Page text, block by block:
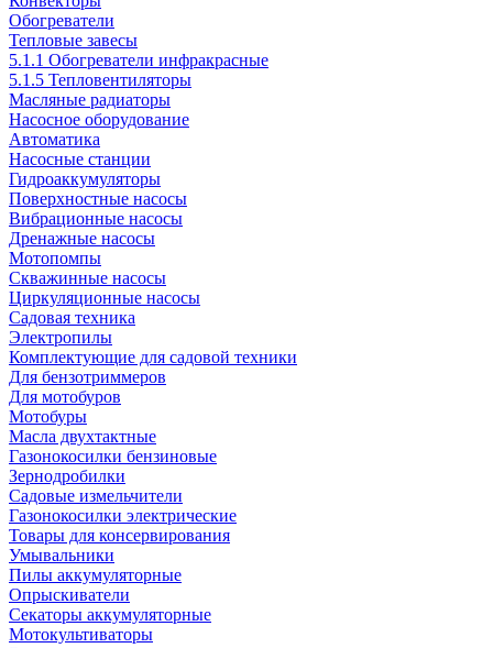
Обогреватели
Тепловые завесы
5.1.1 Обогреватели инфракрасные
5.1.5 Тепловентиляторы
Масляные радиаторы
Насосное оборудование
Автоматика
Насосные станции
Гидроаккумуляторы
Поверхностные насосы
Вибрационные насосы
Дренажные насосы
Мотопомпы
Скважинные насосы
Циркуляционные насосы
Садовая техника
Электропилы
Комплектующие для садовой техники
Для бензотриммеров
Для мотобуров
Мотобуры
Масла двухтактные
Газонокосилки бензиновые
Зернодробилки
Садовые измельчители
Газонокосилки электрические
Товары для консервирования
Умывальники
Пилы аккумуляторные
Опрыскиватели
Секаторы аккумуляторные
Мотокультиваторы